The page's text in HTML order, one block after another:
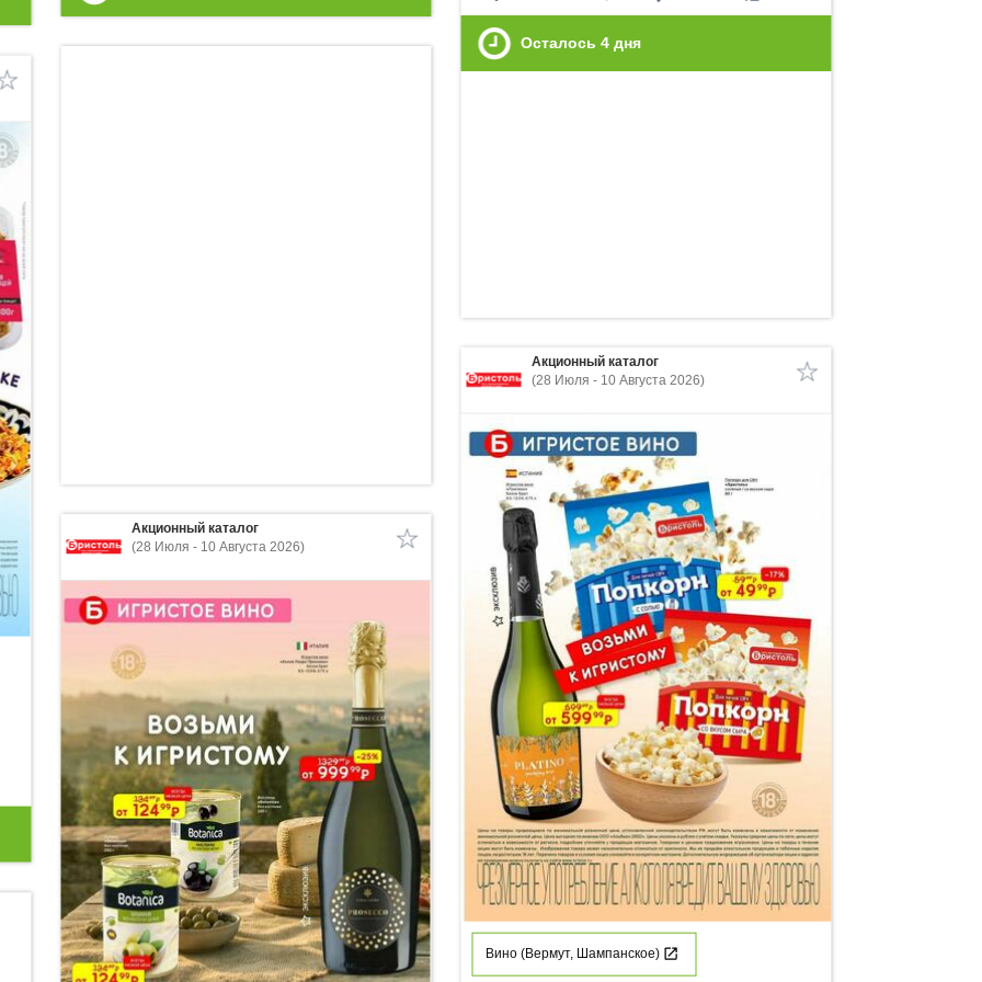
Осталось 4 дня
Акционный каталог
(28 Июля - 10 Августа 2026)
Вино (Вермут, Шампанское)
Акционный каталог
(28 Июля - 10 Августа 2026)